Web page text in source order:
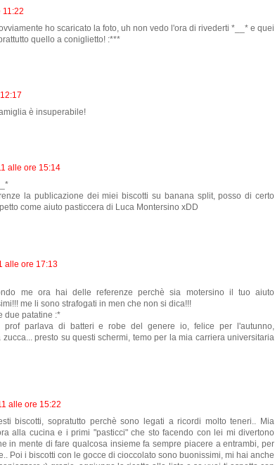
11:22
ho scaricato la foto, uh non vedo l'ora di rivederti *__* e quei
quello a coniglietto! :***
è insuperabile!
alle ore 15:14
la publicazione dei miei biscotti su banana split, posso di certo
come aiuto pasticcera di Luca Montersino xDD
alle ore 17:13
me ora hai delle referenze perchè sia motersino il tuo aiuto
me li sono strafogati in men che non si dica!!!
due patatine :*
prof parlava di batteri e robe del genere io, felice per l'autunno,
presto su questi schermi, temo per la mia carriera universitaria
alle ore 15:22
biscotti, sopratutto perchè sono legati a ricordi molto teneri.. Mia
alla cucina e i primi "pasticci" che sto facendo con lei mi divertono
in mente di fare qualcosa insieme fa sempre piacere a entrambi, per
Poi i biscotti con le gocce di cioccolato sono buonissimi, mi hai anche